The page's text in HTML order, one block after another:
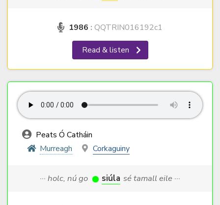
1986 : QQTRIN016192c1
Read & listen
Peats Ó Catháin
Murreagh
Corkaguiny
··· holc, nú go siúla sé tamall eile ···